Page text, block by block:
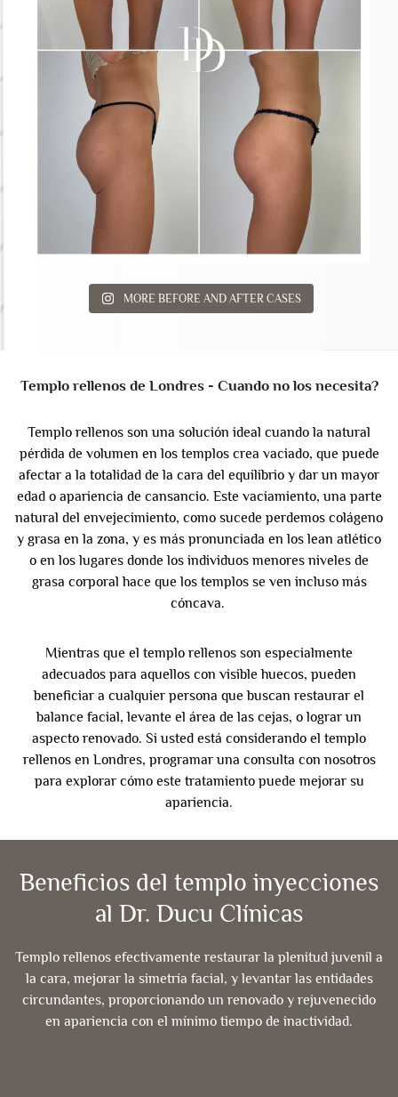
MORE BEFORE AND AFTER CASES
Templo rellenos de Londres - Cuando no los necesita?
Templo rellenos son una solución ideal cuando la natural
pérdida de volumen en los templos crea vaciado, que puede
afectar a la totalidad de la cara del equilibrio y dar un mayor
edad o apariencia de cansancio. Este vaciamiento, una parte
natural del envejecimiento, como sucede perdemos colágeno
y grasa en la zona, y es más pronunciada en los lean atlético
o en los lugares donde los individuos menores niveles de
grasa corporal hace que los templos se ven incluso más
cóncava.
Mientras que el templo rellenos son especialmente
adecuados para aquellos con visible huecos, pueden
beneficiar a cualquier persona que buscan restaurar el
balance facial, levante el área de las cejas, o lograr un
aspecto renovado. Si usted está considerando el templo
rellenos en Londres, programar una consulta con nosotros
para explorar cómo este tratamiento puede mejorar su
apariencia.
Beneficios del templo inyecciones
al Dr. Ducu Clínicas
Templo rellenos efectivamente restaurar la plenitud juvenil a
la cara, mejorar la simetría facial, y levantar las entidades
circundantes, proporcionando un renovado y rejuvenecido
en apariencia con el mínimo tiempo de inactividad.